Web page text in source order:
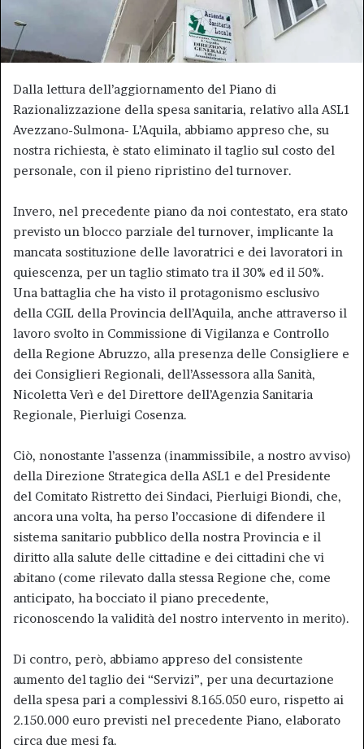
Dalla lettura dell’aggiornamento del Piano di
Razionalizzazione della spesa sanitaria, relativo alla ASL1
Avezzano-Sulmona- L’Aquila, abbiamo appreso che, su
nostra richiesta, è stato eliminato il taglio sul costo del
personale, con il pieno ripristino del turnover.
Invero, nel precedente piano da noi contestato, era stato
previsto un blocco parziale del turnover, implicante la
mancata sostituzione delle lavoratrici e dei lavoratori in
quiescenza, per un taglio stimato tra il 30% ed il 50%.
Una battaglia che ha visto il protagonismo esclusivo
della CGIL della Provincia dell’Aquila, anche attraverso il
lavoro svolto in Commissione di Vigilanza e Controllo
della Regione Abruzzo, alla presenza delle Consigliere e
dei Consiglieri Regionali, dell’Assessora alla Sanità,
Nicoletta Verì e del Direttore dell’Agenzia Sanitaria
Regionale, Pierluigi Cosenza.
Ciò, nonostante l’assenza (inammissibile, a nostro avviso)
della Direzione Strategica della ASL1 e del Presidente
del Comitato Ristretto dei Sindaci, Pierluigi Biondi, che,
ancora una volta, ha perso l’occasione di difendere il
sistema sanitario pubblico della nostra Provincia e il
diritto alla salute delle cittadine e dei cittadini che vi
abitano (come rilevato dalla stessa Regione che, come
anticipato, ha bocciato il piano precedente,
riconoscendo la validità del nostro intervento in merito).
Di contro, però, abbiamo appreso del consistente
aumento del taglio dei “Servizi”, per una decurtazione
della spesa pari a complessivi 8.165.050 euro, rispetto ai
2.150.000 euro previsti nel precedente Piano, elaborato
circa due mesi fa.